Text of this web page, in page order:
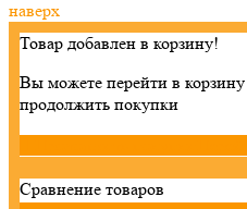
наверх
Товар добавлен в корзину!
Вы можете перейти в
продолжить покупки
Сравнение товаров